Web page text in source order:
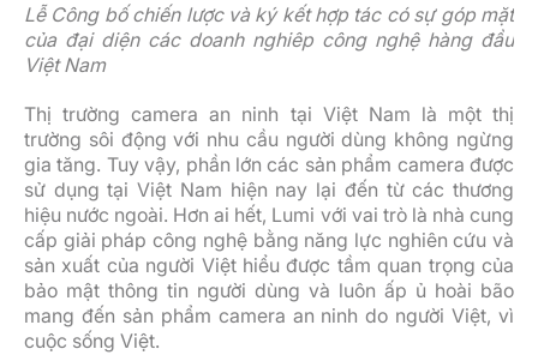
Lễ Công bố chiến lược và ký kết hợp tác có sự góp mặt
của đại diện các doanh nghiêp công nghệ hàng đầu
Việt Nam
Thị trường camera an ninh tại Việt Nam là một thị
trường sôi động với nhu cầu người dùng không ngừng
gia tăng. Tuy vậy, phần lớn các sản phẩm camera được
sử dụng tại Việt Nam hiện nay lại đến từ các thương
hiệu nước ngoài. Hơn ai hết, Lumi với vai trò là nhà cung
cấp giải pháp công nghệ bằng năng lực nghiên cứu và
sản xuất của người Việt hiểu được tầm quan trọng của
bảo mật thông tin người dùng và luôn ấp ủ hoài bão
mang đến sản phẩm camera an ninh do người Việt, vì
cuộc sống Việt.